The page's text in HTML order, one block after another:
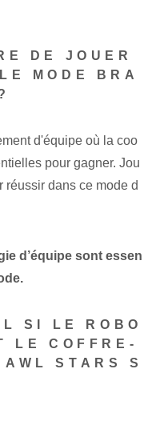
DE JOUER
MODE BRA
d'équipe où la coo
pour gagner. Jou
réussir dans ce mode d
d’équipe sont essen
SI LE ROBO
LE COFFRE-
STARS S